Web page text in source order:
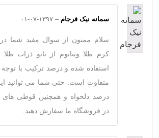
سمانه نیک فرجام – ۱۳۹۷-۰۷-۰۱
سلام ممنون از سوال مفید شما
استفاده شده و درصد ترکیب با
متفاوت است. حتی شما می توانید
درصد دلخواه و همچنین قوطی های
در فروشگاه ما سفارش دهید.